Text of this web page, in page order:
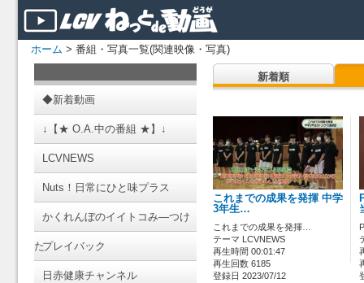
ホーム > 番組・写真一覧(関連映像・写真)
◆新着動画
↓【★ O.A.中の番組 ★】↓
LCVNEWS
Nuts！日常にひと味プラス
かくれんぼのイイトコみ―つけ
たプレイバック
日赤健康チャンネル
新着順
これまでの成果を発揮 中学
3年生…
これまでの成果を発揮…
テーマ LCVNEWS
再生時間 00:01:47
再生回数 6185
登録日 2023/07/12